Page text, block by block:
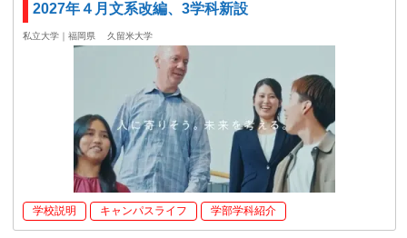
2027年４月文系改編、3学科新設
私立大学｜福岡県 久留米大学
学校説明 キャンパスライフ 学部学科紹介